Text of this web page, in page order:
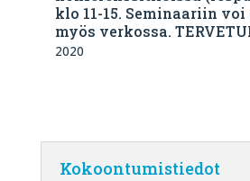
klo 11-15. Seminaariin
myös verkossa.
2020
Kokoontumistiedot